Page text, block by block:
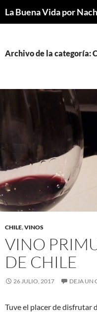
La Buena Vida por
Archivo de la categoría:
CHILE,VINOS
VINO
DE CHILE
26 JULIO, 2017 DEJA UN
Tuve el placer de disfrutar